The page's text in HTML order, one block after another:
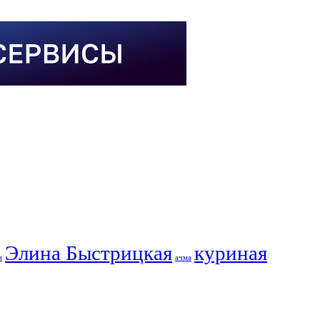
Элина Быстрицкая ачма куриная